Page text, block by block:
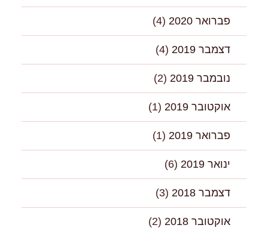
פברואר 2020 (4)
דצמבר 2019 (4)
נובמבר 2019 (2)
אוקטובר 2019 (1)
פברואר 2019 (1)
ינואר 2019 (6)
דצמבר 2018 (3)
אוקטובר 2018 (2)